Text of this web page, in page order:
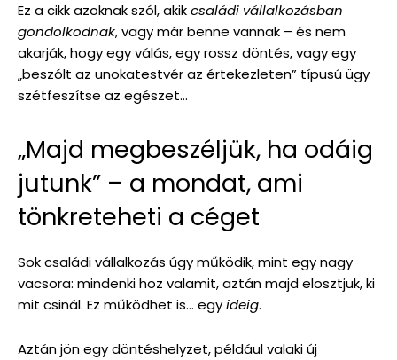
Ez a cikk azoknak szól, akikcsaládi vállalkozásban
gondolkodnak, vagy már benne vannak – és nem
akarják, hogy egy válás, egy rossz döntés, vagy egy
„beszólt az unokatestvér az értekezleten” típusú ügy
szétfeszítse az egészet…
„Majd megbeszéljük, ha odáig
jutunk” – a mondat, ami
tönkreteheti a céget
Sok családi vállalkozás úgy működik, mint egy nagy
vacsora: mindenki hoz valamit, aztán majd elosztjuk, ki
mit csinál. Ez működhet is… egyideig.
Aztán jön egy döntéshelyzet, például valaki új